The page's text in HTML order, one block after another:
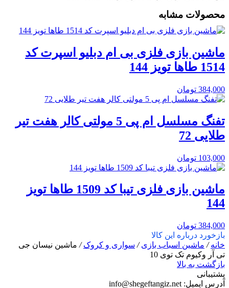
محصولات مشابه
ماشین بازی فلزی بی ام دبلیو اسپرت کد
1514 طاها تویز 144
384,000 تومان
تفنگ مسلسل ام پی 5 مولتی کالر هفت تیر
طلایی 72
103,000 تومان
ماشین بازی فلزی تیبا کد 1509 طاها تویز
144
384,000 تومان
بازخورد درباره این کالا
خانه/ ماشین اسباب بازی/ سواری و کروک/ ماشین نیسان جی
تی آر وکیوم تک توی 10
بازگشت به بالا
پشتیبانی
آدرس ایمیل: info@shegeftangiz.net